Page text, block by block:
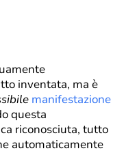
inventata, ma è
manifestazione
questa
riconosciuta, tutto
automaticamente